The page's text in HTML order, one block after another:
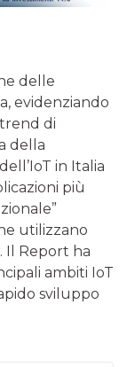
delle
evidenziando
di
della
in Italia
più
utilizzano
Il Report ha
ambiti IoT
sviluppo